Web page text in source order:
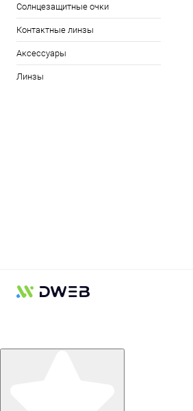
Солнцезащитные очки
Контактные линзы
Аксессуары
Линзы